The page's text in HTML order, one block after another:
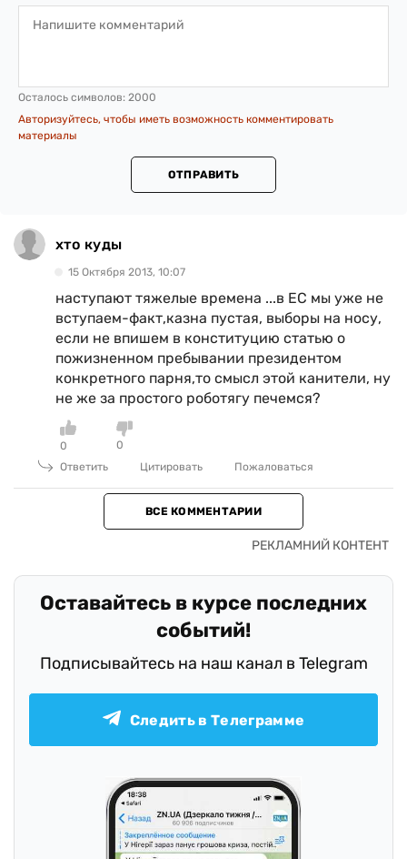
Осталось символов: 2000
Авторизуйтесь, чтобы иметь возможность комментировать
материалы
ОТПРАВИТЬ
хто куды
15 Октября 2013, 10:07
наступают тяжелые времена ...в ЕС мы уже не
вступаем-факт,казна пустая, выборы на носу,
если не впишем в конституцию статью о
пожизненном пребывании президентом
конкретного парня,то смысл этой канители, ну
не же за простого роботягу печемся?
0
0
Ответить
Цитировать Пожаловаться
ВСЕ КОММЕНТАРИИ
Оставайтесь в курсе последних
событий!
Подписывайтесь на наш канал в Telegram
Следить в Телеграмме